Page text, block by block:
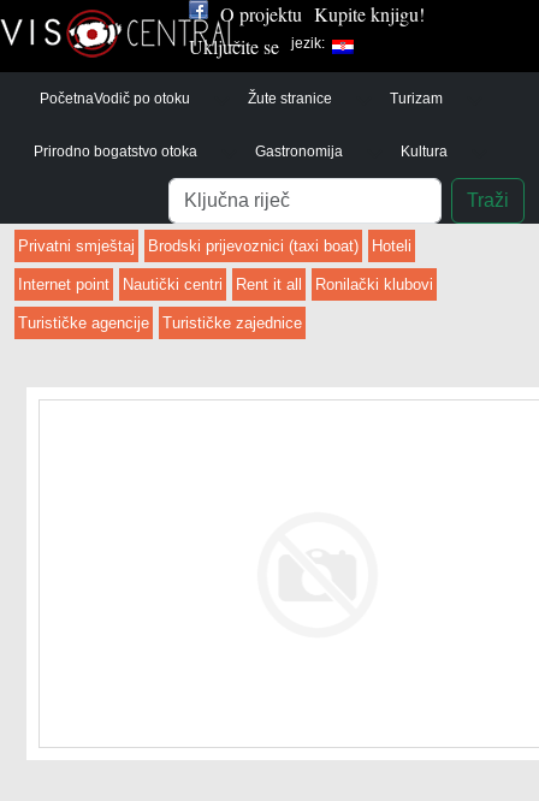
O projektu Kupite knjigu!
Uključite se
jezik:
PočetnaVodič po otoku Žute stranice Turizam
Prirodno bogatstvo otoka Gastronomija Kultura
Pretraga
Traži
Privatni smještaj Brodski prijevoznici (taxi boat) Hoteli
Internet point Nautički centri Rent it all Ronilački klubovi
Turističke agencije Turističke zajednice